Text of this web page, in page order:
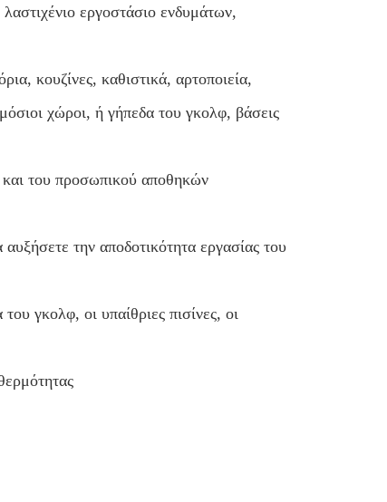
εργοστάσιο ενδυμάτων,
κουζίνες, καθιστικά, αρτοποιεία,
χώροι, ή γήπεδα του γκολφ, βάσεις
του προσωπικού αποθηκών
την αποδοτικότητα εργασίας του
γκολφ, οι υπαίθριες πισίνες, οι